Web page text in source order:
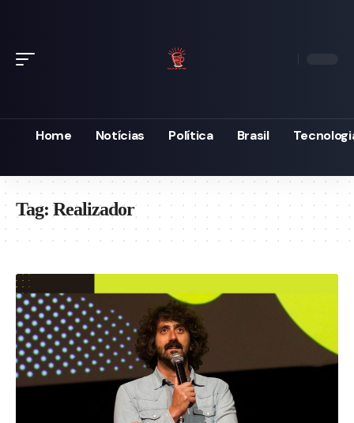
Home Notícias Política Brasil
Tag:Realizador